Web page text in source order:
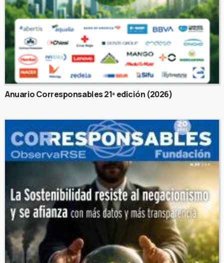
Anuario Corresponsables 21ª edición (2026)